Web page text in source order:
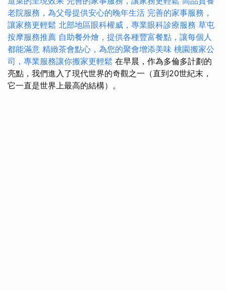
老院服務，為父母提供安心的晚年生活 完善的家事服務，
讓家務更輕鬆 北部地區眼科權威，專業眼科診療服務 草屯
按摩服務推薦 自助餐外燴，提供各種豐富餐點，讓每個人
都能滿意 精緻茶會點心，為您的聚會增添美味 桃園搬家公
司，專業服務讓你搬家更輕鬆 在早晨，作為多倫多計劃的
亮點，我們進入了現代世界的奇觀之一（直到20世紀末，
它一直是世界上最高的結構）。